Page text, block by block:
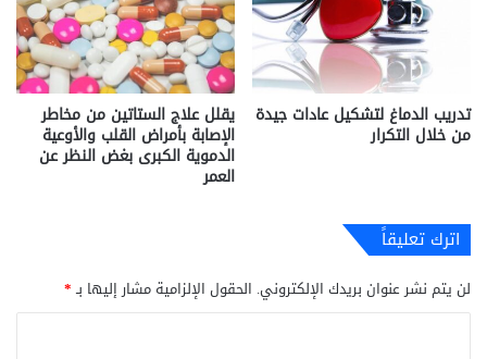
تدريب الدماغ لتشكيل عادات جيدة
من خلال التكرار
يقلل علاج الستاتين من مخاطر
الإصابة بأمراض القلب والأوعية
الدموية الكبرى بغض النظر عن
العمر
اترك تعليقاً
لن يتم نشر عنوان بريدك الإلكتروني. الحقول الإلزامية مشار إليها بـ*